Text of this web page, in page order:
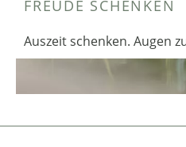
FREUDE SCHENKEN
Auszeit schenken. Augen